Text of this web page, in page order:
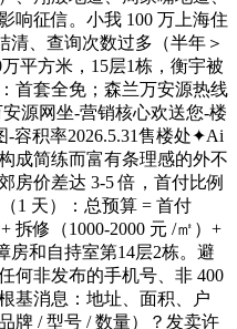
响征信。小我 100 万上海住
清、查询次数过多（半年＞
平方米，15层1栋，衡宇被
首套全免；森兰万安源热线
源网坐-营销核心欢送您-楼
-容积率2026.5.31售楼处✦Ai
成简练而富有条理感的外不
房价差达 3-5 倍，首付比例
1 天）：总预算 = 首付
拆修（1000-2000 元 /㎡）+
房和自持室第14层2栋。避
何非发布的手机号、非 400
基消息：地址、面积、户
牌 / 型号 / 数量）？发卖许